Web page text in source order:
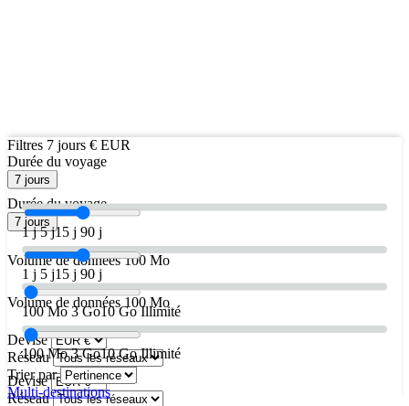
Filtres 7 jours € EUR
Durée du voyage
7 jours
1 j 5 j15 j 90 j
Volume de données 100 Mo
100 Mo 3 Go10 Go Illimité
Devise
Réseau
Trier par
Multi-destinations
Durée du voyage
7 jours
1 j 5 j15 j 90 j
Volume de données 100 Mo
100 Mo 3 Go10 Go Illimité
Devise
Réseau